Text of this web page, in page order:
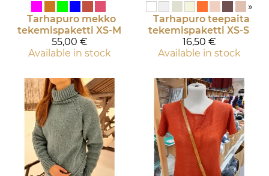
Tarhapuro mekko
tekemispaketti XS-M
55,00 €
Available in stock
»
Tarhapuro teepaita
tekemispaketti XS-S
16,50 €
Available in stock